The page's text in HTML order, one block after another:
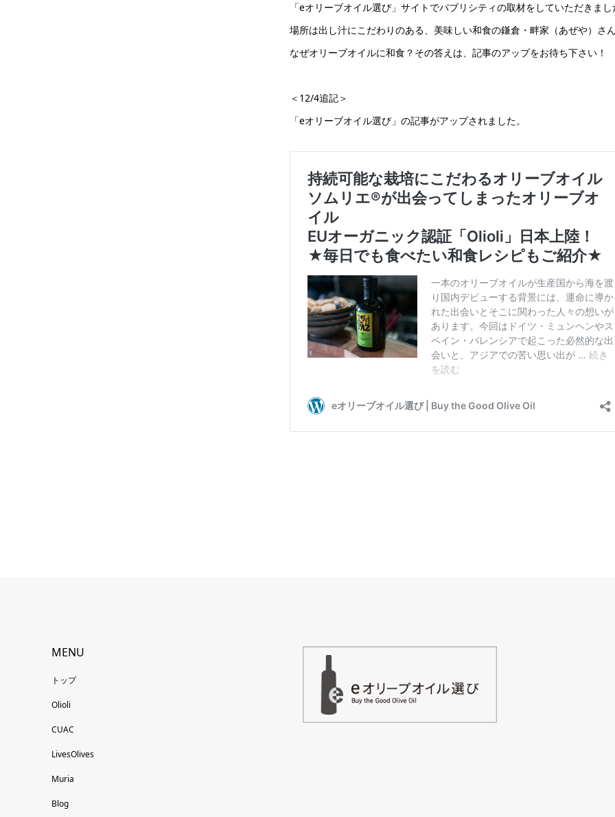
「eオリーブオイル選び」サイトでパブリシティの取材をしていただきまし
場所は出し汁にこだわりのある、美味しい和食の鎌倉・畔家（あぜや）さん
なぜオリーブオイルに和食？その答えは、記事のアップをお待ち下さい！
＜12/4追記＞
「eオリーブオイル選び」の記事がアップされました。
MENU
トップ
Olioli
CUAC
LivesOlives
Muria
Blog